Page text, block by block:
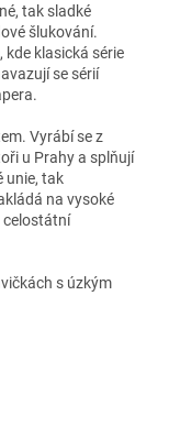
tak sladké
šlukování.
klasická série
se sérií
Vyrábí se z
u Prahy a splňují
unie, tak
na vysoké
celostátní
s úzkým